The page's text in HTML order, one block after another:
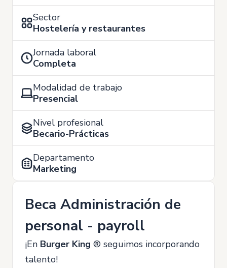
Sector
Hostelería y restaurantes
Jornada laboral
Completa
Modalidad de trabajo
Presencial
Nivel profesional
Becario-Prácticas
Departamento
Marketing
Beca Administración de
personal - payroll
¡En Burger King ® seguimos incorporando
talento!